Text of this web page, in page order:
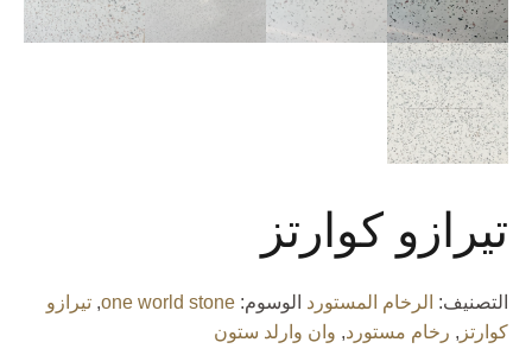
تيرازو كوارتز
التصنيف: الرخام المستورد الوسوم: one world stone
, تيرازو
كوارتز , رخام مستورد, وان وارلد ستون